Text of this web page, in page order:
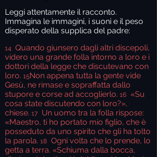
Leggi attentamente il racconto.
Immagina le immagini, i suoni e il peso
disperato della supplica del padre:
14 Quando giunsero dagli altri discepoli,
videro una grande folla intorno a loro e i
dottori della legge che discutevano con
loro. 15Non appena tutta la gente vide
Gesù, ne rimase e sopraffatta dallo
stupore e corse ad accoglierlo. 16 «Su
cosa state discutendo con loro?»,
chiese. 17 Un uomo tra la folla rispose:
«Maestro, ti ho portato mio figlio, che è
posseduto da uno spirito che gli ha tolto
la parola. 18 Ogni volta che lo prende, lo
getta a terra. «Schiuma dalla bocca,